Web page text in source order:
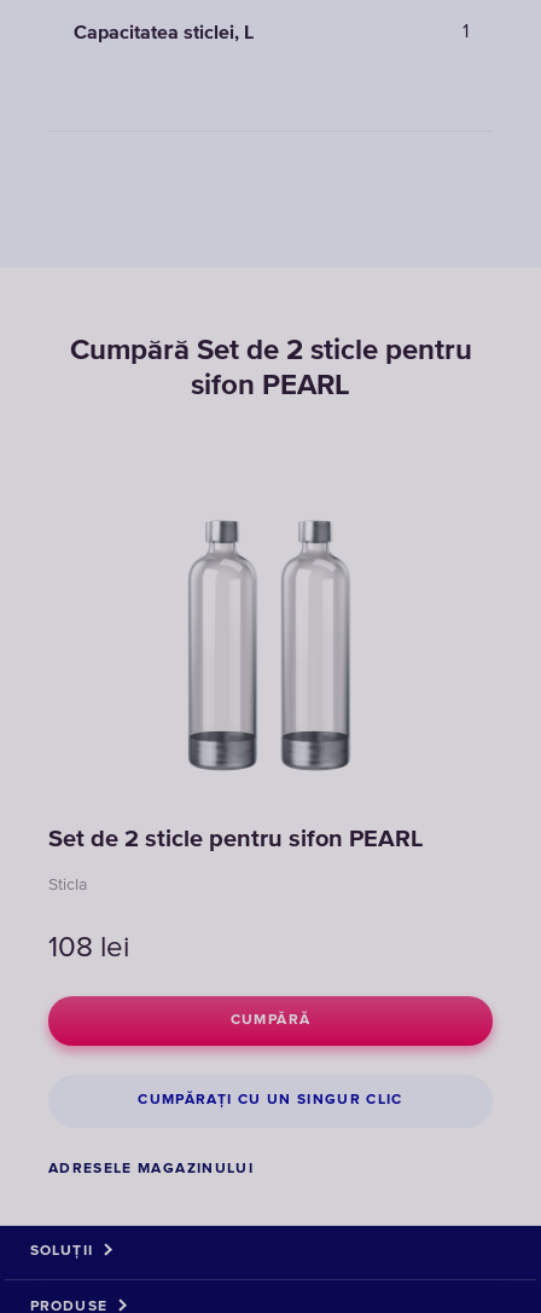
Capacitatea sticlei, L 1
Cumpără Set de 2 sticle pentru
sifon PEARL
Set de 2 sticle pentru sifon PEARL
Sticla
108 lei
CUMPĂRĂ
CUMPĂRAȚI CU UN SINGUR CLIC
ADRESELE MAGAZINULUI
SOLUȚII
PRODUSE